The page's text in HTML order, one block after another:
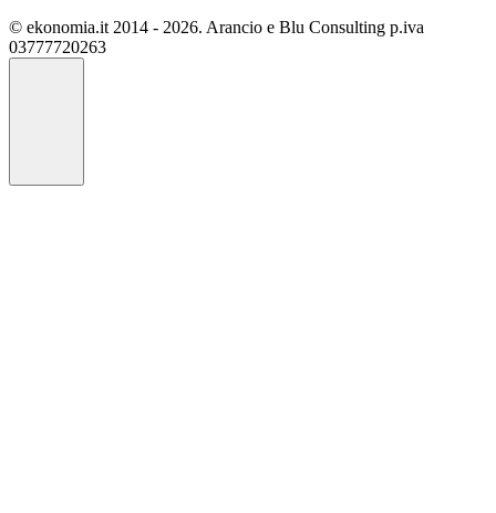
© ekonomia.it 2014 - 2026. Arancio e Blu Consulting p.iva
03777720263